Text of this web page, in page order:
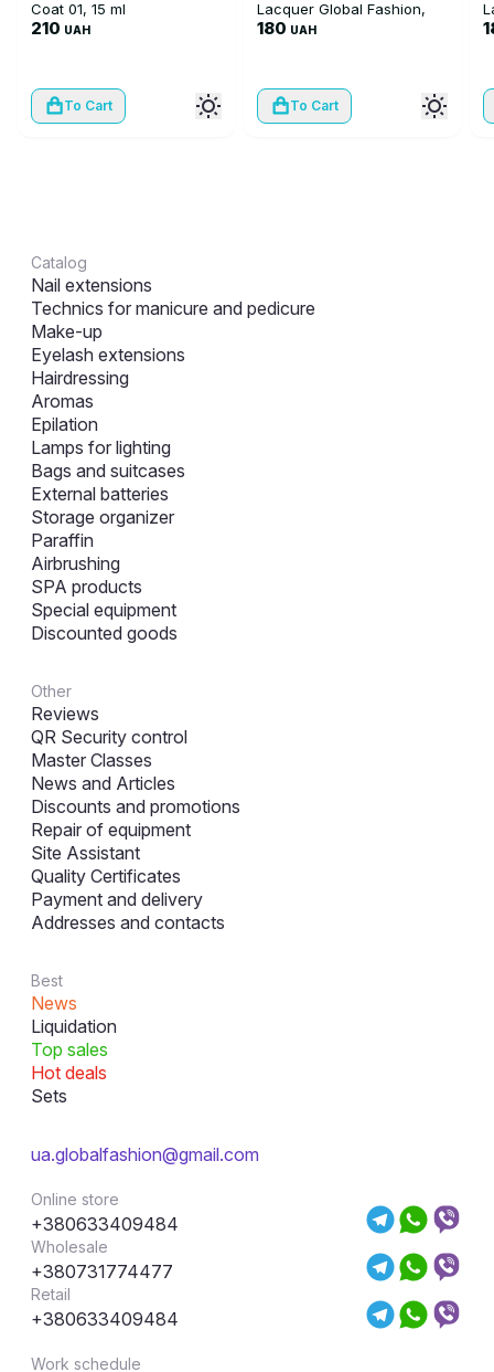
Coat 01, 15 ml
210 UAH
To Cart
Lacquer Global Fashion,
8ml, 002
180 UAH
To Cart
Catalog
Nail extensions
Technics for manicure and pedicure
Make-up
Eyelash extensions
Hairdressing
Aromas
Epilation
Lamps for lighting
Bags and suitcases
External batteries
Storage organizer
Paraffin
Airbrushing
SPA products
Special equipment
Discounted goods
Other
Reviews
QR Security control
Master Classes
News and Articles
Discounts and promotions
Repair of equipment
Site Assistant
Quality Certificates
Payment and delivery
Addresses and contacts
Best
News
Liquidation
Top sales
Hot deals
Sets
ua.globalfashion@gmail.com
Online store
+380633409484
Wholesale
+380731774477
Retail
+380633409484
Work schedule